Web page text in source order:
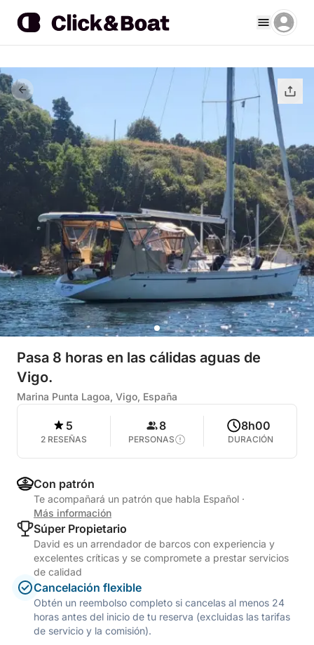
Pasa 8 horas en las cálidas aguas de
Vigo.
Marina Punta Lagoa, Vigo, España
5
2 RESEÑAS
8
PERSONAS
8h00
DURACIÓN
Con patrón
Te acompañará un patrón que habla Español ·
Más información
Súper Propietario
David es un arrendador de barcos con experiencia y
excelentes críticas y se compromete a prestar servicios
de calidad
Cancelación flexible
Obtén un reembolso completo si cancelas al menos 24
horas antes del inicio de tu reserva (excluidas las tarifas
de servicio y la comisión).